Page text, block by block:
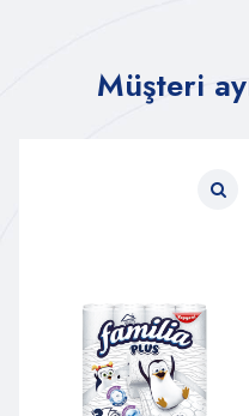
Müşteri